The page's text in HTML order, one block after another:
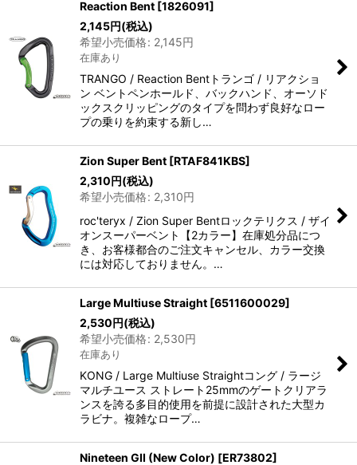
Reaction Bent [1826091]
2,145円(税込)
希望小売価格: 2,145円
在庫あり
TRANGO / Reaction Bentトランゴ / リアクショ
ン ベントペンホールド、バックハンド、オーソド
ックスクリッピングのタイプを問わず良好なロー
プの乗りを約束する新し…
Zion Super Bent [RTAF841KBS]
2,310円(税込)
希望小売価格: 2,310円
roc'teryx / Zion Super Bentロックテリクス / ザイ
オンスーパーベント【2カラー】在庫処分品につ
き、お客様都合のご注文キャンセル、カラー交換
には対応しておりません。…
Large Multiuse Straight [6511600029]
2,530円(税込)
希望小売価格: 2,530円
在庫あり
KONG / Large Multiuse Straightコング / ラージ
マルチユース ストレート25mmのゲートクリアラ
ンスを誇る多目的使用を前提に設計された大型カ
ラビナ。複雑なロープ…
Nineteen GII (New Color) [ER73802]